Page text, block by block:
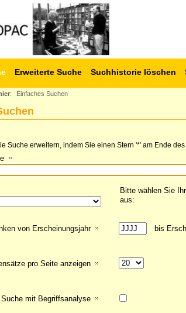
Erweiterte Suche Suchhistorie löschen
: Einfaches Suchen
Suche erweitern, indem Sie einen Stern '*' am Ende
Bitte wählen Sie
aus:
Suche mit Begriffsanalyse
von Erscheinungsjahr bis
pro Seite anzeigen